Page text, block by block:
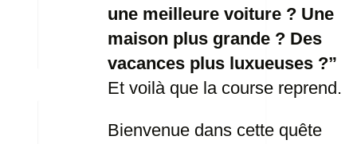
une meilleure voiture ? Une
maison plus grande ? Des
vacances plus luxueuses ?”
Et voilà que la course reprend.
Bienvenue dans cette quête